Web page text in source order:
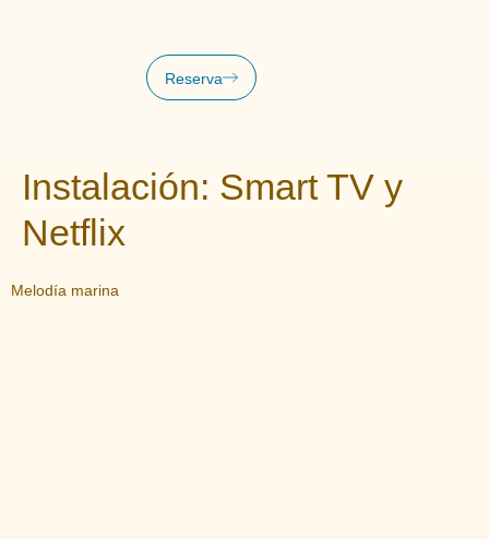
Reserva
Instalación: Smart TV y
Netflix
Melodía marina